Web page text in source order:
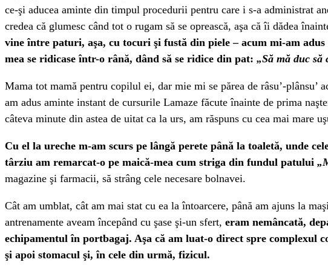
ce-şi aducea aminte din timpul procedurii pentru care i s-a administrat
credea că glumesc când tot o rugam să se oprească, aşa că îi dădea
vine între paturi, aşa, cu tocuri şi fustă din piele – acum mi-am
mea se ridicase într-o rână, dând să se ridice din pat: „Să mă duc să
Mama tot mamă pentru copilul ei, dar mie mi se părea de râsu’-
am adus aminte instant de cursurile Lamaze făcute înainte de prima
câteva minute din astea de uitat ca la urs, am răspuns cu cea mai mare
Cu el la ureche m-am scurs pe lângă perete până la toaletă, unde
târziu am remarcat-o pe maică-mea cum striga din fundul patului
magazine şi farmacii, să strâng cele necesare bolnavei.
Cât am umblat, cât am mai stat cu ea la întoarcere, până am ajuns la
antrenamente aveam începând cu şase şi-un sfert, eram nemâncată,
echipamentul în portbagaj. Aşa că am luat-o direct spre complexul
şi apoi stomacul şi, în cele din urmă, fizicul.